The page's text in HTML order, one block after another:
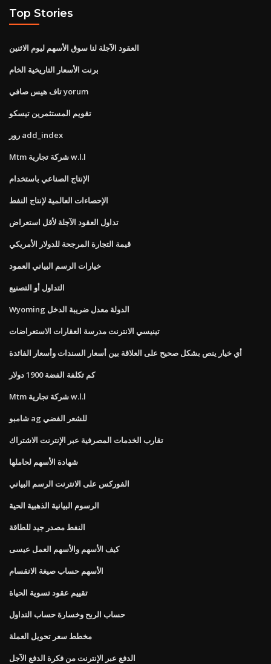
Top Stories
العقود الآجلة لنا سوق الأسهم ليوم الاثنين
برنت الأسعار التاريخية الخام
تاف هيس صافي yorum
تقويم المستثمرين تيسكو
رور add_index
Mtm شركة تجارية w.l.l
الإنتاج الصناعي باستخدام
الإحصاءات العالمية لإنتاج النفط
تداول العقود الآجلة لأقل استعراض
قيمة التجارة المرجحة للدولار الأمريكي
خيارات الرسم البياني العمود
التداول أو التصنيع
Wyoming الدولة معدل ضريبة الدخل
تينيسي الانترنت مدرسة العقارات الاستعراضات
أي خيار ينص بشكل صحيح على العلاقة بين أسعار السندات وأسعار الفائدة
كم تكلفة الفضة 1900 دولار
Mtm شركة تجارية w.l.l
شامبو ag للشعر الفضي
تقارب الخدمات المصرفية عبر الإنترنت الاشتراك
شهادة الأسهم لحاملها
الفوركس على الانترنت الرسم البياني
الرسوم البيانية الذهبية الحية
النفط مصدر جيد للطاقة
كيف الأسهم والأسهم العمل عيسى
الأسهم حساب صيغة الانقسام
تقييم عقود تسوية الحياة
حساب الربح وخسارة حساب التداول
مخطط سعر تحويل العملة
الدفع عبر الإنترنت من فكرة الدفع الآجل